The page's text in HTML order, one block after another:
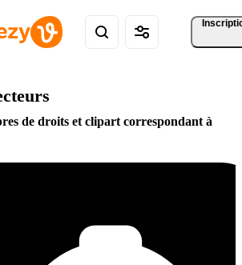
de droits et clipart correspondant à